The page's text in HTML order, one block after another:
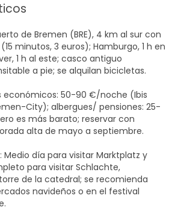
de Bremen (BRE), 4 km al sur con
minutos, 3 euros); Hamburgo, 1 h en
1 h al este; casco antiguo
a pie; se alquilan bicicletas.
económicos: 50-90 €/noche (Ibis
City); albergues/ pensiones: 25-
es más barato; reservar con
alta de mayo a septiembre.
Medio día para visitar Marktplatz y
para visitar Schlachte,
de la catedral; se recomienda
navideños o en el festival